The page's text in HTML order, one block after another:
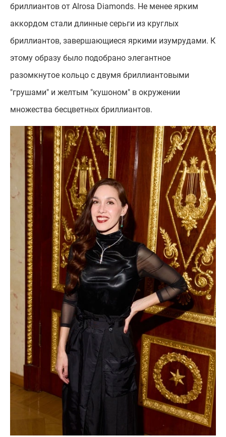
бриллиантов от Alrosa Diamonds. Не менее ярким
аккордом стали длинные серьги из круглых
бриллиантов, завершающиеся яркими изумрудами. К
этому образу было подобрано элегантное
разомкнутое кольцо с двумя бриллиантовыми
"грушами" и желтым "кушоном" в окружении
множества бесцветных бриллиантов.